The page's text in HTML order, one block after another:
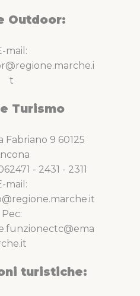
Outdoor:
mail:
t
Turismo
Fabriano 9 60125
- 2431 - 2311
mail:
Pec:
turistiche: